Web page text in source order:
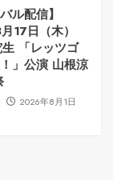
ル配信】
17日（木）
「レッツゴ
」公演 山根涼
2026年8月1日